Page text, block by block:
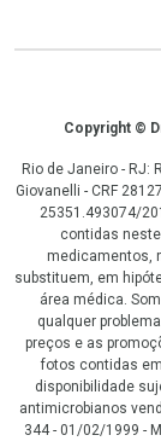
CopyrightCopyright ©
Rio de Janeiro - RJ:
Giovanelli - CRF
25351.493074/
contidas
medicamentos,
substituem, em
área médica.
qualquer
preços e as
fotos contidas
disponibilidade
antimicrobianos
344 - 01/02/1999 -